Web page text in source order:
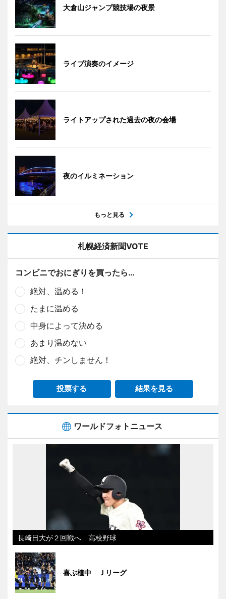
大倉山ジャンプ競技場の夜景
ライブ演奏のイメージ
ライトアップされた過去の夜の会場
夜のイルミネーション
もっと見る
札幌経済新聞VOTE
コンビニでおにぎりを買ったら…
絶対、温める！
たまに温める
中身によって決める
あまり温めない
絶対、チンしません！
投票する 結果を見る
ワールドフォトニュース
長崎日大が２回戦へ 高校野球
喜ぶ植中 Ｊリーグ